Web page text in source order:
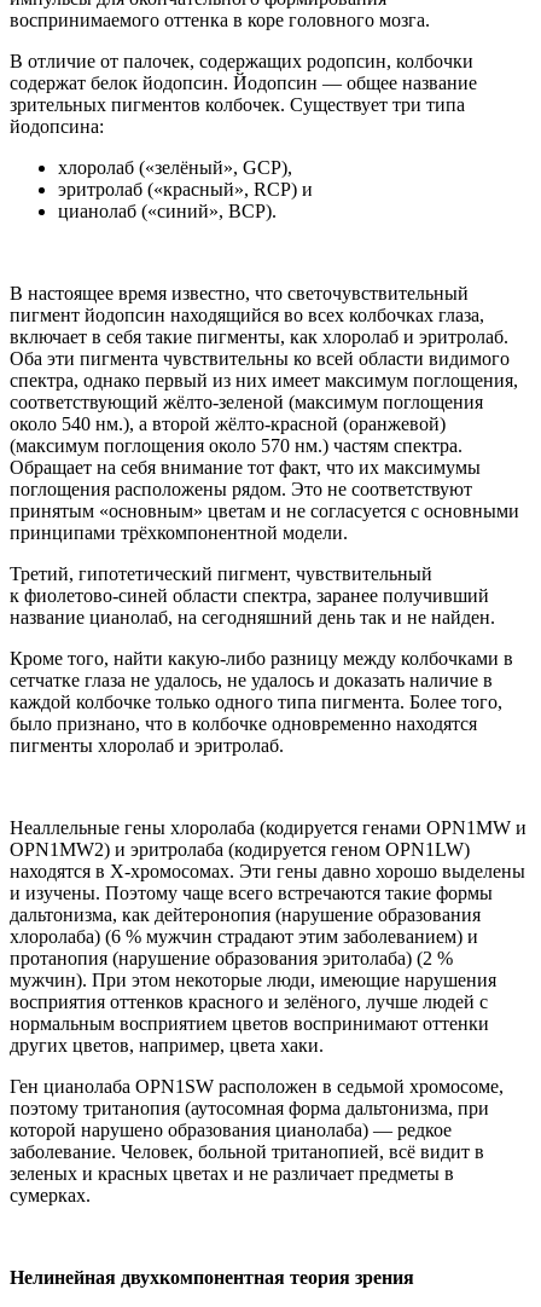
воспринимаемого оттенка в коре головного мозга.
В отличие от палочек, содержащих родопсин, колбочки
содержат белок йодопсин. Йодопсин — общее название
зрительных пигментов колбочек. Существует три типа
йодопсина:
хлоролаб («зелёный», GCP),
эритролаб («красный», RCP) и
цианолаб («синий», BCP).
В настоящее время известно, что светочувствительный
пигмент йодопсин находящийся во всех колбочках глаза,
включает в себя такие пигменты, как хлоролаб и эритролаб.
Оба эти пигмента чувствительны ко всей области видимого
спектра, однако первый из них имеет максимум поглощения,
соответствующий жёлто-зеленой (максимум поглощения
около 540 нм.), а второй жёлто-красной (оранжевой)
(максимум поглощения около 570 нм.) частям спектра.
Обращает на себя внимание тот факт, что их максимумы
поглощения расположены рядом. Это не соответствуют
принятым «основным» цветам и не согласуется с основными
принципами трёхкомпонентной модели.
Третий, гипотетический пигмент, чувствительный
к фиолетово-синей области спектра, заранее получивший
название цианолаб, на сегодняшний день так и не найден.
Кроме того, найти какую-либо разницу между колбочками в
сетчатке глаза не удалось, не удалось и доказать наличие в
каждой колбочке только одного типа пигмента. Более того,
было признано, что в колбочке одновременно находятся
пигменты хлоролаб и эритролаб.
Неаллельные гены хлоролаба (кодируется генами OPN1MW и
OPN1MW2) и эритролаба (кодируется геном OPN1LW)
находятся в Х-хромосомах. Эти гены давно хорошо выделены
и изучены. Поэтому чаще всего встречаются такие формы
дальтонизма, как дейтеронопия (нарушение образования
хлоролаба) (6 % мужчин страдают этим заболеванием) и
протанопия (нарушение образования эритолаба) (2 %
мужчин). При этом некоторые люди, имеющие нарушения
восприятия оттенков красного и зелёного, лучше людей с
нормальным восприятием цветов воспринимают оттенки
других цветов, например, цвета хаки.
Ген цианолаба OPN1SW расположен в седьмой хромосоме,
поэтому тританопия (аутосомная форма дальтонизма, при
которой нарушено образования цианолаба) — редкое
заболевание. Человек, больной тританопией, всё видит в
зеленых и красных цветах и не различает предметы в
сумерках.
Нелинейная двухкомпонентная теория зрения